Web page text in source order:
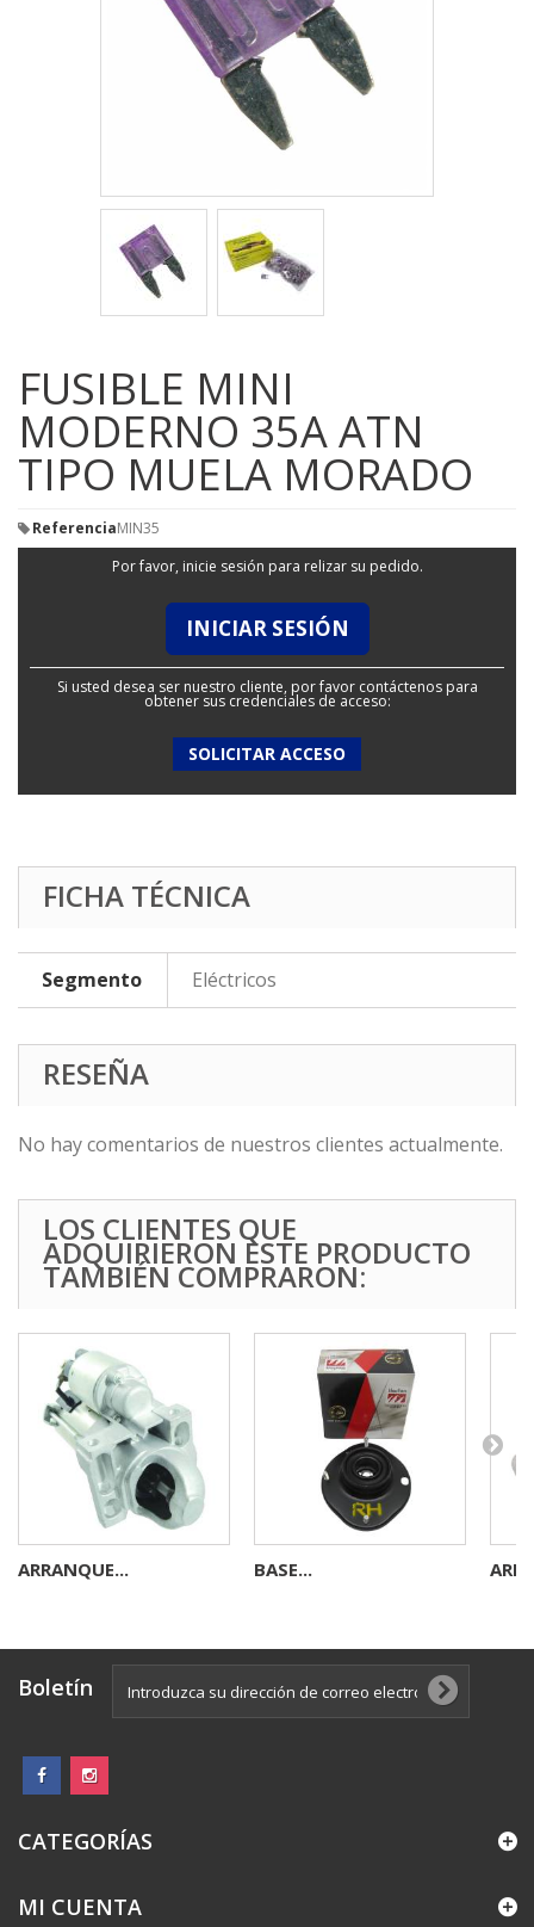
FUSIBLE MINI
MODERNO 35A ATN
TIPO MUELA MORADO
ReferenciaMIN35
Por favor, inicie sesión para relizar su pedido.
INICIAR SESIÓN
Si usted desea ser nuestro cliente, por favor contáctenos para
obtener sus credenciales de acceso:
SOLICITAR ACCESO
FICHA TÉCNICA
Segmento Eléctricos
RESEÑA
No hay comentarios de nuestros clientes actualmente.
LOS CLIENTES QUE
ADQUIRIERON ESTE PRODUCTO
TAMBIÉN COMPRARON:
ARRANQUE... BASE...
Boletín
CATEGORÍAS
MI CUENTA